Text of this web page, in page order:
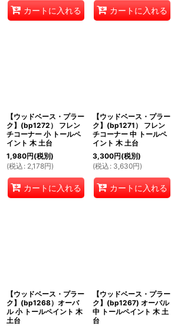
カートに入れる カートに入れる
【ウッドベース・プラー
ク】(bp1272） フレン
チコーナー 小 トールペ
イント 木 土台
1,980円(税別)
(税込 : 2,178円)
カートに入れる
【ウッドベース・プラー
ク】(bp1271） フレン
チコーナー 中 トールペ
イント 木 土台
3,300円(税別)
(税込 : 3,630円)
カートに入れる
【ウッドベース・プラー
ク】(bp1268）オーバ
ル 小 トールペイント 木
土台
【ウッドベース・プラー
ク】(bp1267) オーバル
中 トールペイント 木 土
台